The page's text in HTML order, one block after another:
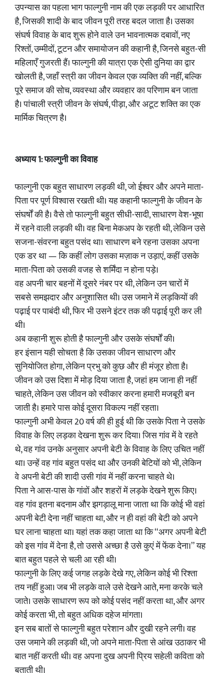
उपन्यास का पहला भाग फाल्गुनी नाम की एक लड़की पर आधारित
है, जिसकी शादी के बाद जीवन पूरी तरह बदल जाता है। उसका
संघर्ष विवाह के बाद शुरू होने वाले उन भावनात्मक दबावों, नए
रिश्तों, उम्मीदों, टूटन और समायोजन की कहानी है, जिनसे बहुत-सी
महिलाएँ गुजरती हैं। फाल्गुनी की यात्रा एक ऐसी दुनिया का द्वार
खोलती है, जहाँ स्त्री का जीवन केवल एक व्यक्ति की नहीं, बल्कि
पूरे समाज की सोच, व्यवस्था और व्यवहार का परिणाम बन जाता
है। पांचाली स्त्री जीवन के संघर्ष, पीड़ा, और अटूट शक्ति का एक
मार्मिक चित्रण है।
अध्याय 1: फाल्गुनी का विवाह
फाल्गुनी एक बहुत साधारण लड़की थी, जो ईश्वर और अपने माता-
पिता पर पूर्ण विश्वास रखती थी। यह कहानी फाल्गुनी के जीवन के
संघर्षों की है। वैसे तो फाल्गुनी बहुत सीधी-सादी, साधारण वेश-भूषा
में रहने वाली लड़की थी। वह बिना मेकअप के रहती थी, लेकिन उसे
सजना-संवरना बहुत पसंद था। साधारण बने रहना उसका अपना
एक डर था — कि कहीं लोग उसका मज़ाक न उड़ाएं, कहीं उसके
माता-पिता को उसकी वजह से शर्मिंदा न होना पड़े।
वह अपनी चार बहनों में दूसरे नंबर पर थी, लेकिन उन चारों में
सबसे समझदार और अनुशासित थी। उस जमाने में लड़कियों की
पढ़ाई पर पाबंदी थी, फिर भी उसने इंटर तक की पढ़ाई पूरी कर ली
थी।
अब कहानी शुरू होती है फाल्गुनी और उसके संघर्षों की।
हर इंसान यही सोचता है कि उसका जीवन साधारण और
सुनियोजित होगा, लेकिन प्रभु को कुछ और ही मंजूर होता है।
जीवन को उस दिशा में मोड़ दिया जाता है, जहां हम जाना ही नहीं
चाहते, लेकिन उस जीवन को स्वीकार करना हमारी मजबूरी बन
जाती है। हमारे पास कोई दूसरा विकल्प नहीं रहता।
फाल्गुनी अभी केवल 20 वर्ष की ही हुई थी कि उसके पिता ने उसके
विवाह के लिए लड़का देखना शुरू कर दिया। जिस गांव में वे रहते
थे, वह गांव उनके अनुसार अपनी बेटी के विवाह के लिए उचित नहीं
था। उन्हें वह गांव बहुत पसंद था और उनकी बेटियों को भी, लेकिन
वे अपनी बेटी की शादी उसी गांव में नहीं करना चाहते थे।
पिता ने आस-पास के गांवों और शहरों में लड़के देखने शुरू किए।
वह गांव इतना बदनाम और झगड़ालू माना जाता था कि कोई भी वहां
अपनी बेटी देना नहीं चाहता था, और न ही वहां की बेटी को अपने
घर लाना चाहता था। यहां तक कहा जाता था कि “अगर अपनी बेटी
को इस गांव में देना है, तो उससे अच्छा है उसे कुएं में फेंक देना।” यह
बात बहुत पहले से चली आ रही थी।
फाल्गुनी के लिए कई जगह लड़के देखे गए, लेकिन कोई भी रिश्ता
तय नहीं हुआ। जब भी लड़के वाले उसे देखने आते, मना करके चले
जाते। उसके साधारण रूप को कोई पसंद नहीं करता था, और अगर
कोई करता भी, तो बहुत अधिक दहेज मांगता।
इन सब बातों से फाल्गुनी बहुत परेशान और दुखी रहने लगी। वह
उस जमाने की लड़की थी, जो अपने माता-पिता से आंख उठाकर भी
बात नहीं करती थी। वह अपना दुख अपनी प्रिय सहेली कविता को